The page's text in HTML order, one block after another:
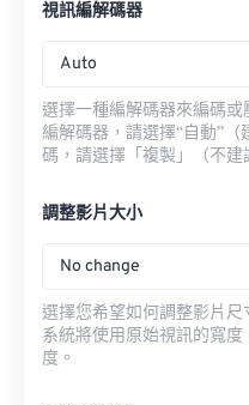
視訊編解碼器
Auto
選擇一種編解碼器來編碼
編解碼器，請選擇“自動”
碼，請選擇「複製」（不建
調整影片大小
No change
選擇您希望如何調整影片尺
系統將使用原始視訊的寬
度。